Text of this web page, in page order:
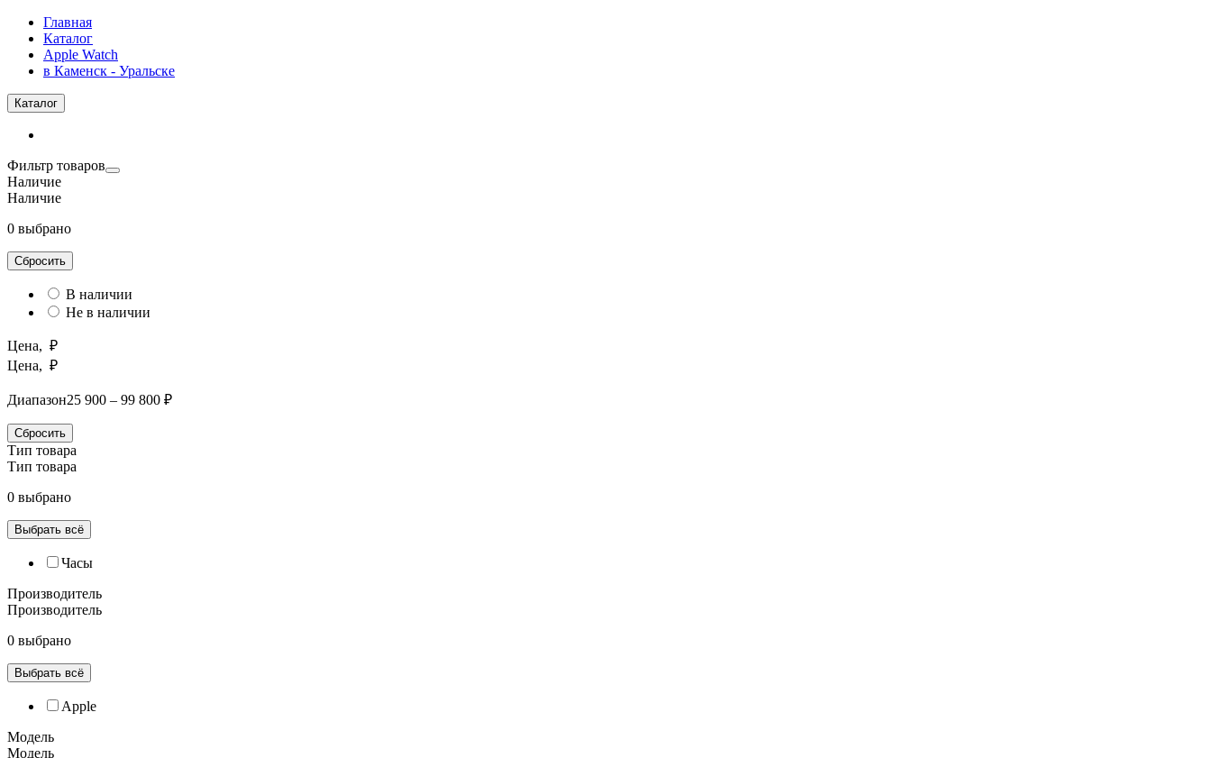
Главная
Каталог
Apple Watch
в Каменск - Уральске
Каталог
Фильтр товаров
Наличие
Наличие
0 выбрано
Сбросить
В наличии
Не в наличии
Цена, ₽
Цена, ₽
Диапазон25 900 – 99 800 ₽
Сбросить
Тип товара
Тип товара
0 выбрано
Выбрать всё
Часы
Производитель
Производитель
0 выбрано
Выбрать всё
Apple
Модель
Модель